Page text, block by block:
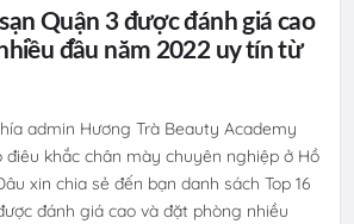
RESORTQuận 3 được đánh giá cao
đầu năm 2022 uy tín từ
admin Hương Trà Beauty Academy
khắc chân mày chuyên nghiệp ở Hồ
xin chia sẻ đến bạn danh sách Top 16
đánh giá cao và đặt phòng nhiều